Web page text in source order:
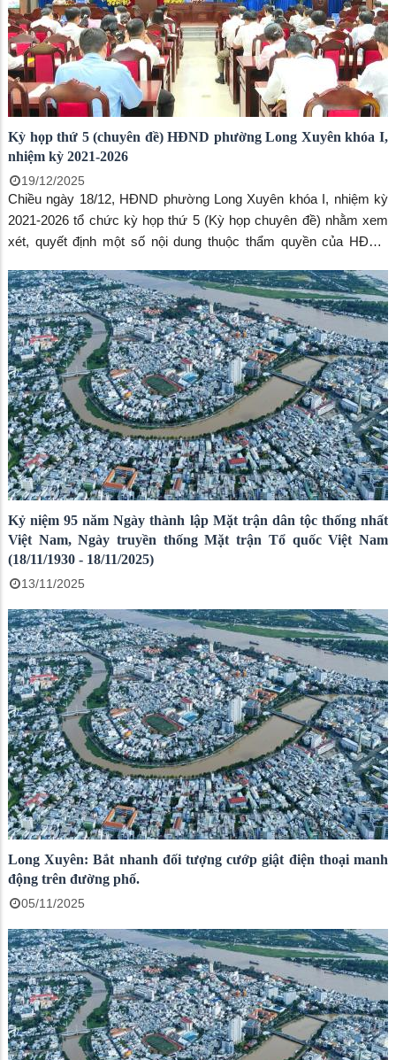
Kỳ họp thứ 5 (chuyên đề) HĐND phường Long Xuyên khóa I,
nhiệm kỳ 2021-2026
19/12/2025
Chiều ngày 18/12, HĐND phường Long Xuyên khóa I, nhiệm kỳ
2021-2026 tổ chức kỳ họp thứ 5 (Kỳ họp chuyên đề) nhằm xem
xét, quyết định một số nội dung thuộc thẩm quyền của HĐND
Bí thư Thường trực Đảng ủy phường Long Xuyên – Võ Thị Xuân
Kiều; Phó Bí thư Đảng ủy, Chủ tịch UBND phường Long Xuyên –
Đoàn Thị Hương Hà tham dự kỳ họp.
Kỷ niệm 95 năm Ngày thành lập Mặt trận dân tộc thống nhất
Việt Nam, Ngày truyền thống Mặt trận Tổ quốc Việt Nam
(18/11/1930 - 18/11/2025)
13/11/2025
Long Xuyên: Bắt nhanh đối tượng cướp giật điện thoại manh
động trên đường phố.
05/11/2025